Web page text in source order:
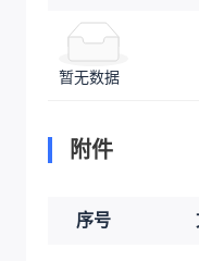
暂无数据
附件
序号